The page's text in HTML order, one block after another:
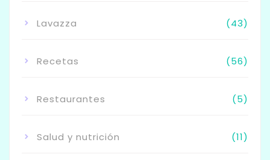
Lavazza (43)
Recetas (56)
Restaurantes (5)
Salud y nutrición (11)